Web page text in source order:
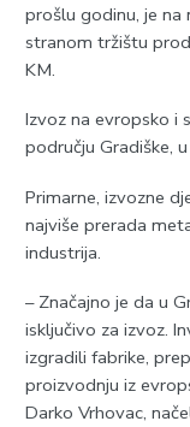
prošlu godinu, je na
stranom tržištu
KM.
Izvoz na evropsko i
području Gradiške,
Primarne, izvozne
najviše prerada
industrija.
– Značajno je da u
isključivo za izvoz.
izgradili fabrike,
proizvodnju iz
Darko Vrhovac,